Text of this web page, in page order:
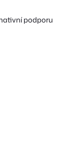
French
podporu